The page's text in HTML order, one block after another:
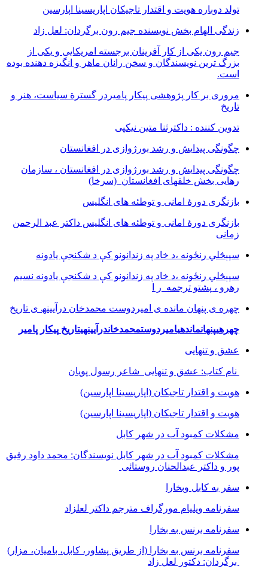
تولد دوباره هویت و اقتدار تاجیکان اپاریسینا اپارسین
زندگی الهام بخش نویسنده جیم رون برگردان: لعل زاد
جیم رون یکی از کار آفرینان برجسته امریکایی و یکی از
بزرگ ترین نویسندگان و سخن رانان ماهر و انگیزه دهنده بوده
است.
مروری بر کار پژوهشی پیکار پامیردر گسترة سیاست، هنر و
تاریخ
تدوین کننده : داکترثنا متین نیکپی
چگونگی پیدایش و رشد بورژوازی در افغانستان
چگونگی پیدایش و رشد بورژوازی در افغانستان ، سازمان
رهایی بخش خلقهای افغانستان (سرخا)
بازنگرى دورۀ امانى و توطئه هاى انگليس
بازنگرى دورۀ امانى و توطئه هاى انگليس داکتر عبد الرحمن
زمانى
سپېڅلي رنځونه ،د خاد په زندانونو کې د شکنجې یادونه
سپېڅلي رنځونه ،د خاد په زندانونو کې د شکنجې یادونه نسیم
رهرو ، پشتو ترجمه ر ا
چھره ی پنھان مانده ی امیردوست محمدخان درآیینھ ی تاریخ
چھرهیپنھانماندهیامیردوستمحمدخاندرآیینھیتاریخ پیکار پامیر
عشق و تنهایی
نام کتاب: عشق و تنهایی شاعر رسول پویان
هویت و اقتدار تاجیکان (اپاریسینا اپارسین)
هویت و اقتدار تاجیکان (اپاریسینا اپارسین)
مشکلات کمبود آب در شهر کابل
مشکلات کمبود آب در شهر کابل نویسندگان: محمد داود رفیق
پور و داکتر عبدالحنان روستائی
سفر به کابل وبخارا
سفرنامه ویلیام مورگراف مترجم داکتر لعلزاد
سفرنامه برنس به بخارا
سفرنامه برنس به بخارا (از طریق پشاور، کابل، بامیان، مزار)
برگردان: دکتور لعل زاد